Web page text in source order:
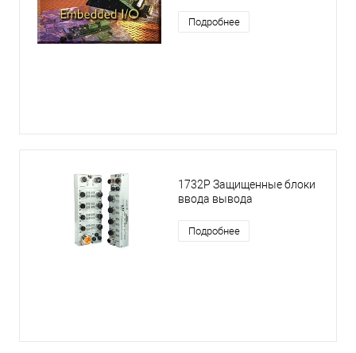
Подробнее
1732P Защищенные блоки
ввода вывода
Подробнее